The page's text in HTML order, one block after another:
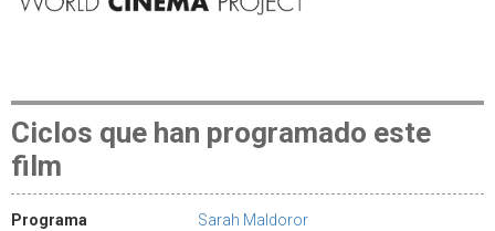
Ciclos que han programado este
film
Programa
Sarah Maldoror